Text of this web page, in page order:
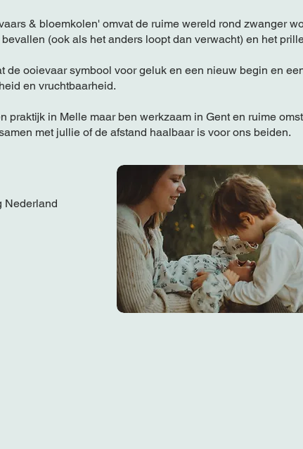
& bloemkolen' omvat de ruime wereld rond zwanger
(ook als het anders loopt dan verwacht) en het
de ooievaar symbool voor geluk en een nieuw begin en
en vruchtbaarheid.
praktijk in Melle maar ben werkzaam in Gent en ruime
met jullie of de afstand haalbaar is voor ons beiden.
Nederland